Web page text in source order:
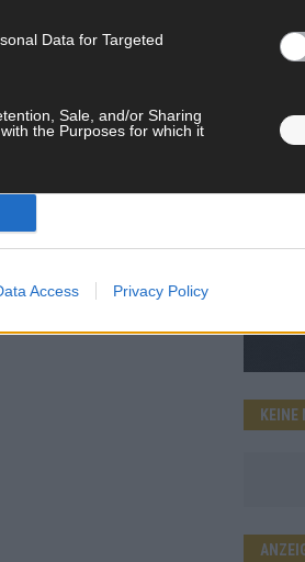
Data for Targeted
Sale, and/or Sharing
the Purposes for which it
Access Privacy Policy
KEINE